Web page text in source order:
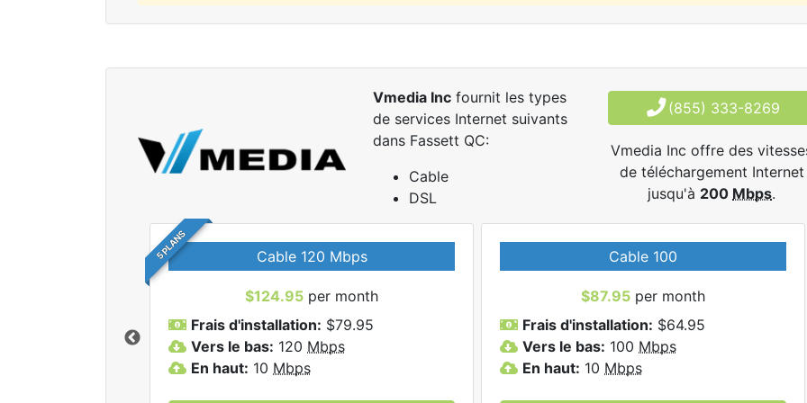
Vmedia Incfournit les types
de services Internet suivants
dans Fassett QC:
Cable
DSL
(855) 333-8269
Vmedia Inc offre des
de téléchargement Internet
jusqu'à 200 Mbps.
5 PLANS Cable 120 Mbps
$124.95 per month
Frais d'installation: $79.95
Vers le bas: 120 Mbps
En haut: 10 Mbps
Cable 100
$87.95 per month
Frais d'installation: $64.95
Vers le bas: 100 Mbps
En haut: 10 Mbps